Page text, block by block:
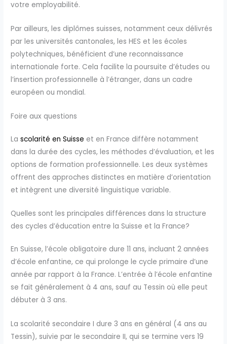
votre employabilité.
Par ailleurs, les diplômes suisses, notamment ceux délivrés
par les universités cantonales, les HES et les écoles
polytechniques, bénéficient d’une reconnaissance
internationale forte. Cela facilite la poursuite d’études ou
l’insertion professionnelle à l’étranger, dans un cadre
européen ou mondial.
Foire aux questions
Lascolarité en Suisse et en France diffère notamment
dans la durée des cycles, les méthodes d’évaluation, et les
options de formation professionnelle. Les deux systèmes
offrent des approches distinctes en matière d’orientation
et intègrent une diversité linguistique variable.
Quelles sont les principales différences dans la structure
des cycles d’éducation entre la Suisse et la France?
En Suisse, l’école obligatoire dure 11 ans, incluant 2 années
d’école enfantine, ce qui prolonge le cycle primaire d’une
année par rapport à la France. L’entrée à l’école enfantine
se fait généralement à 4 ans, sauf au Tessin où elle peut
débuter à 3 ans.
La scolarité secondaire I dure 3 ans en général (4 ans au
Tessin), suivie par le secondaire II, qui se termine vers 19